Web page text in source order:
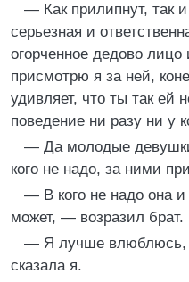
— Как прилипнут, так
серьезная и
огорченное дедово
присмотрю я за ней,
удивляет, что ты так ей
поведение ни разу ни у
— Да молодые
кого не надо, за ними
— В кого не надо она
может, — возразил брат.
— Я лучше влюблюсь,
сказала я.